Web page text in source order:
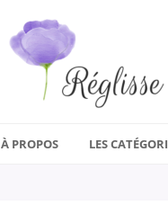
À PROPOS LES